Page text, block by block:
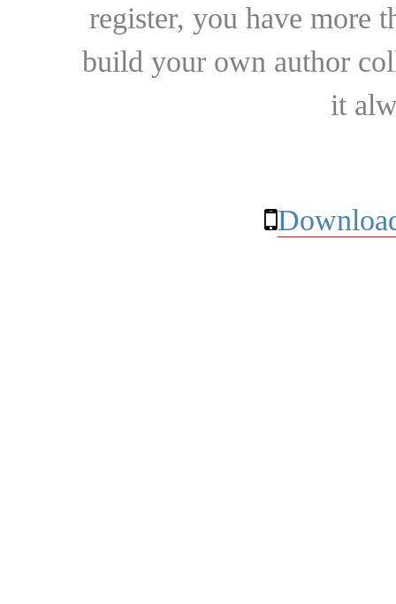
register, you have more
build your own author
it